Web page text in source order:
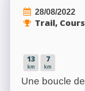
28/08/2022
Trail,
13
km
7
km
Une boucle